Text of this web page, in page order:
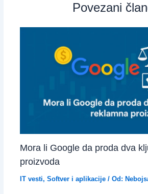
Povezani
Mora li Google da proda dva
proizvoda
IT vesti, Softver i aplikacije/ Od: